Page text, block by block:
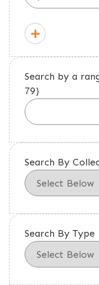
Search by a
79)
Search By
Search By Type